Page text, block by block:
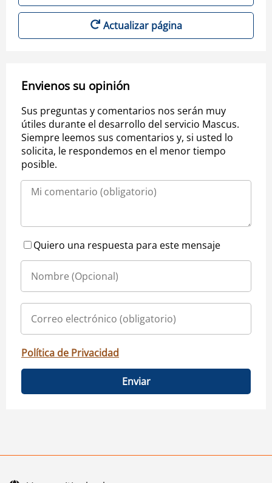
Actualizar página
Envienos su opinión
Sus preguntas y comentarios nos serán muy
útiles durante el desarrollo del servicio Mascus.
Siempre leemos sus comentarios y, si usted lo
solicita, le respondemos en el menor tiempo
posible.
Quiero una respuesta para este mensaje
Política de Privacidad
Enviar